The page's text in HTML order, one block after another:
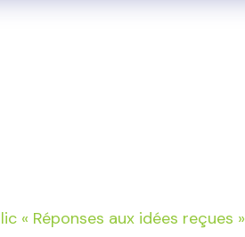
« Réponses aux idées reçues »